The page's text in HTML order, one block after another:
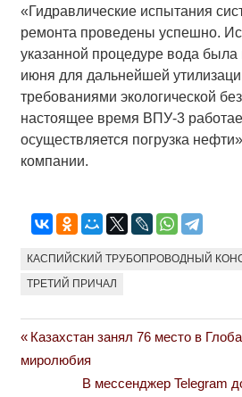
«Гидравлические испытания
ремонта проведены успешно.
указанной процедуре вода была
июня для дальнейшей
требованиями экологической
настоящее время ВПУ-3
осуществляется погрузка
компании.
КАСПИЙСКИЙ ТРУБОПРОВОДНЫЙ
ТРЕТИЙ ПРИЧАЛ
Навигация
Previous
Post:
Казахстан занял 76 место в
миролюбия
Next
В мессенджер Telegram